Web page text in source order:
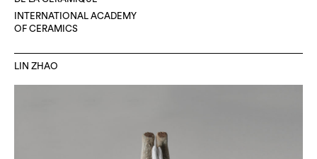
INTERNATIONAL ACADEMY
OF CERAMICS
LIN ZHAO